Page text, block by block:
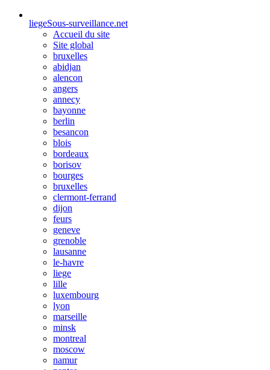
liegeSous-surveillance.net
Accueil du site
Site global
bruxelles
abidjan
alencon
angers
annecy
bayonne
berlin
besancon
blois
bordeaux
borisov
bourges
bruxelles
clermont-ferrand
dijon
feurs
geneve
grenoble
lausanne
le-havre
liege
lille
luxembourg
lyon
marseille
minsk
montreal
moscow
namur